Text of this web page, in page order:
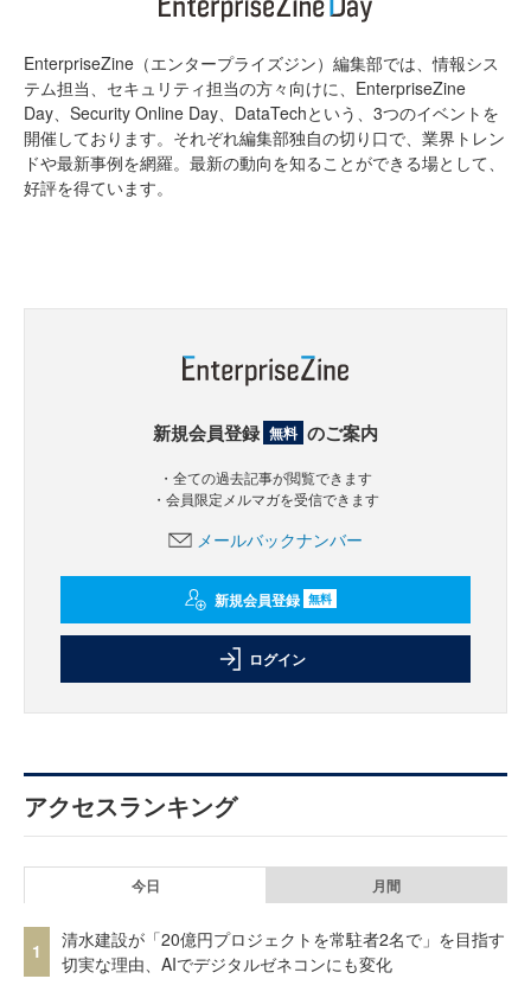
EnterpriseZine（エンタープライズジン）編集部では、情報シス
テム担当、セキュリティ担当の方々向けに、EnterpriseZine
Day、Security Online Day、DataTechという、3つのイベントを
開催しております。それぞれ編集部独自の切り口で、業界トレン
ドや最新事例を網羅。最新の動向を知ることができる場として、
好評を得ています。
新規会員登録 無料 のご案内
・全ての過去記事が閲覧できます
・会員限定メルマガを受信できます
メールバックナンバー
新規会員登録 無料
ログイン
アクセスランキング
今日 月間
1
清水建設が「20億円プロジェクトを常駐者2名で」を目指す
切実な理由、AIでデジタルゼネコンにも変化